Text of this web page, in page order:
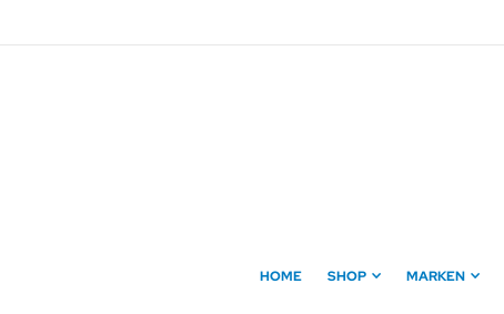
zum
HOME SHOP MARKEN